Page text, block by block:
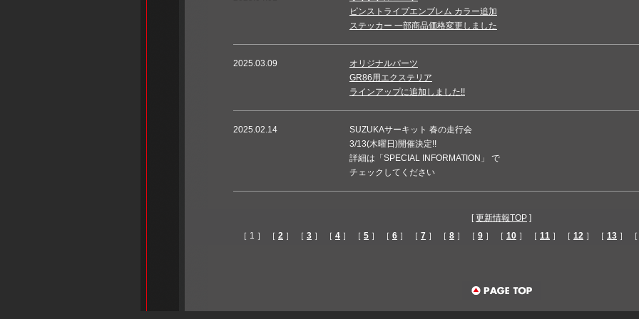
ピンストライプエンブレム カラー追加
ステッカー 一部商品価格変更しました
2025.03.09
オリジナルパーツ
GR86用エクステリア
ラインアップに追加しました!!
2025.02.14
SUZUKAサーキット 春の走行会
3/13(木曜日)開催決定!!
詳細は「SPECIAL INFORMATION」 で
チェックしてください
[更新情報TOP ]
［ 1 ］ ［ 2 ］ ［ 3 ］ ［ 4 ］ ［ 5 ］ ［ 6 ］ ［ 7 ］ ［ 8 ］ ［ 9 ］ ［ 10 ］ ［ 11 ］ ［ 12 ］ ［ 13 ］ ［